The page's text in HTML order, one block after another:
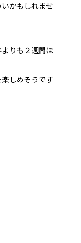
かもしれませ
りも２週間ほ
しめそうです